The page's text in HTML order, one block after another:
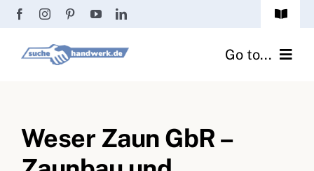
Zum
springen
Toggle
Passwort vergessen? Go to...
Fliesenrechner
Weser Zaun GbR –